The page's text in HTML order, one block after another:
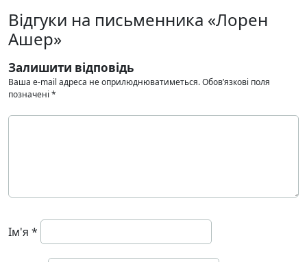
Відгуки на письменника «Лорен
Ашер»
Залишити відповідь
Ваша e-mail адреса не оприлюднюватиметься.Обов’язкові поля
позначені *
Ім'я *